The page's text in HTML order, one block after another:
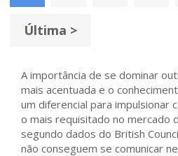
Última >
A importância de se dominar
mais acentuada e o
um diferencial para impulsionar
o mais requisitado no mercado
segundo dados do British
não conseguem se comunicar